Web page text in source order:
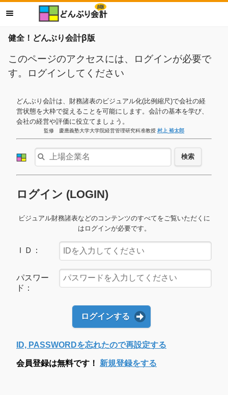
健全！どんぶり会計β版
このページのアクセスには、ログインが必要で
す。ログインしてください
どんぶり会計は、財務諸表のビジュアル化(比例縮尺)で会社の経
営状態を大枠で捉えることを可能にします。会計の基本を学び、
会社の経営や評価に役立てましょう。
監修 慶應義塾大学大学院経営管理研究科准教授 村上 裕太郎
検索
ログイン (LOGIN)
ビジュアル財務諸表などのコンテンツのすべてをご覧いただくに
はログインが必要です。
ＩＤ：
パスワー
ド：
ログインする
ID, PASSWORDを忘れたので再設定する
会員登録は無料です！ 新規登録をする